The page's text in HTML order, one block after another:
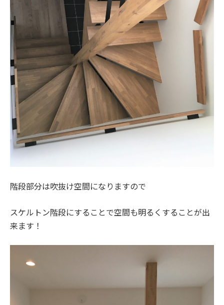
階段部分は吹抜け空間になりますので
スケルトン階段にすることで空間も明るくすることが出
来ます！